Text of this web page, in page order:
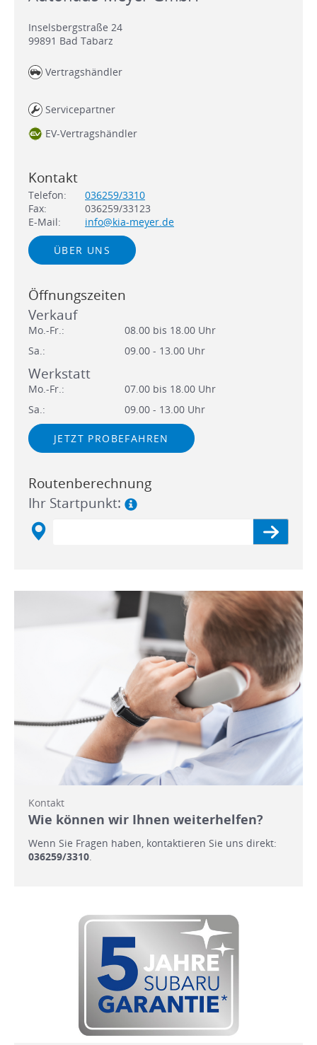
Inselsbergstraße 24
99891 Bad Tabarz
Vertragshändler
Servicepartner
EV-Vertragshändler
Kontakt
Telefon:
036259/3310
Fax:
036259/33123
E-Mail:
info@kia-meyer.de
ÜBER UNS
Öffnungszeiten
Verkauf
Mo.-Fr.:
08.00 bis 18.00 Uhr
Sa.:
09.00 - 13.00 Uhr
Werkstatt
Mo.-Fr.:
07.00 bis 18.00 Uhr
Sa.:
09.00 - 13.00 Uhr
JETZT PROBEFAHREN
Routenberechnung
Ihr Startpunkt:
Kontakt
Wie können wir Ihnen weiterhelfen?
Wenn Sie Fragen haben, kontaktieren Sie uns direkt:
036259/3310.